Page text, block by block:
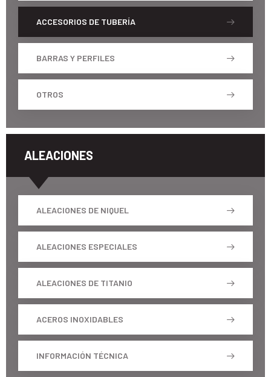
ACCESORIOS DE TUBERÍA
BARRAS Y PERFILES
OTROS
ALEACIONES
ALEACIONES DE NIQUEL
ALEACIONES ESPECIALES
ALEACIONES DE TITANIO
ACEROS INOXIDABLES
INFORMACIÓN TÉCNICA